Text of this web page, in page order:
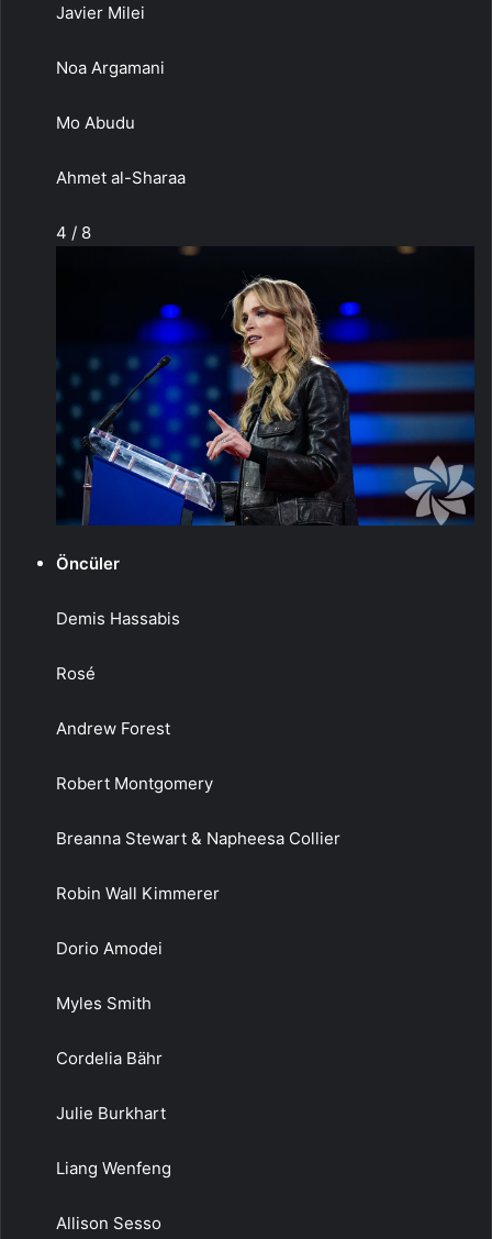
Javier Milei
Noa Argamani
Mo Abudu
Ahmet al-Sharaa
4 / 8
Öncüler
Demis Hassabis
Rosé
Andrew Forest
Robert Montgomery
Breanna Stewart & Napheesa Collier
Robin Wall Kimmerer
Dorio Amodei
Myles Smith
Cordelia Bähr
Julie Burkhart
Liang Wenfeng
Allison Sesso